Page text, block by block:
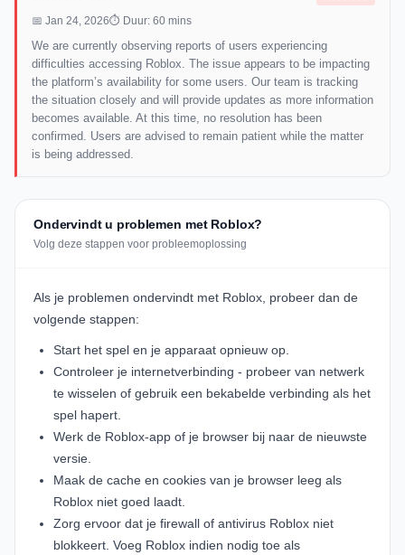
📅 Jan 24, 2026⏱ Duur: 60 mins
We are currently observing reports of users experiencing
difficulties accessing Roblox. The issue appears to be impacting
the platform’s availability for some users. Our team is tracking
the situation closely and will provide updates as more information
becomes available. At this time, no resolution has been
confirmed. Users are advised to remain patient while the matter
is being addressed.
Ondervindt u problemen met Roblox?
Volg deze stappen voor probleemoplossing
Als je problemen ondervindt met Roblox, probeer dan de
volgende stappen:
Start het spel en je apparaat opnieuw op.
Controleer je internetverbinding - probeer van netwerk
te wisselen of gebruik een bekabelde verbinding als het
spel hapert.
Werk de Roblox-app of je browser bij naar de nieuwste
versie.
Maak de cache en cookies van je browser leeg als
Roblox niet goed laadt.
Zorg ervoor dat je firewall of antivirus Roblox niet
blokkeert. Voeg Roblox indien nodig toe als